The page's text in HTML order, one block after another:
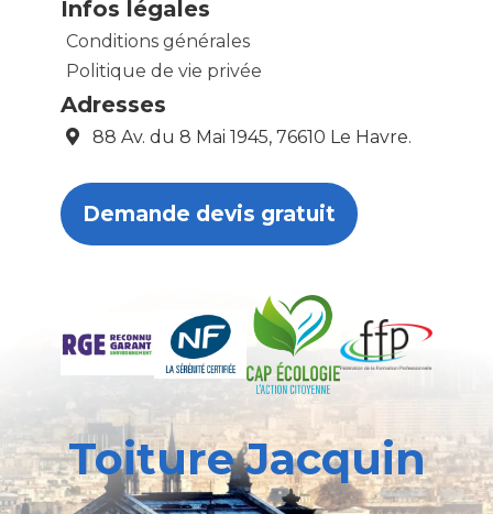
Infos légales
Conditions générales
Politique de vie privée
Adresses
88 Av. du 8 Mai 1945, 76610 Le Havre.
Demande devis gratuit
Toiture Jacquin